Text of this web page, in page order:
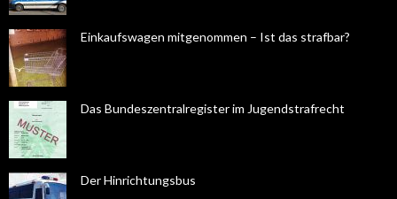
Einkaufswagen mitgenommen – Ist das strafbar?
Das Bundeszentralregister im Jugendstrafrecht
Der Hinrichtungsbus